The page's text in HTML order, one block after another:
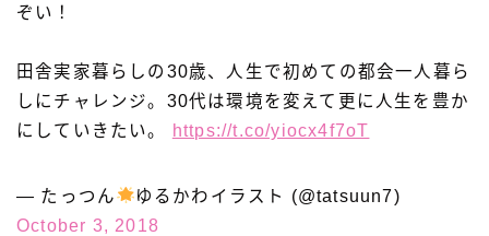
ぞい！
田舎実家暮らしの30歳、人生で初めての都会一人暮ら
しにチャレンジ。30代は環境を変えて更に人生を豊か
にしていきたい。
https://t.co/yiocx4f7oT
— たっつん
ゆるかわイラスト (@tatsuun7)
October 3, 2018